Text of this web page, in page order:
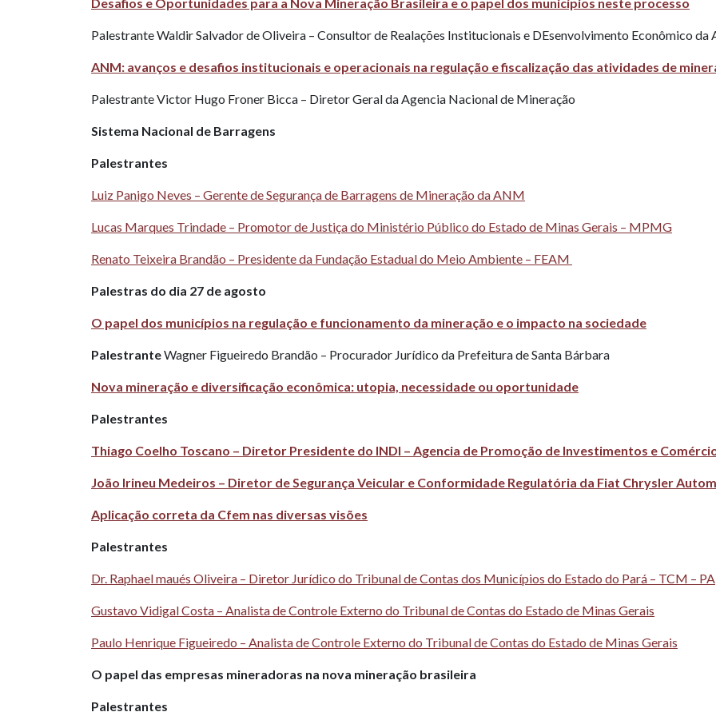
Palestrante Waldir Salvador de Oliveira – Consultor de Realações Institucionais e DEsenvolvimento Econômico da
ANM: avanços e desafios institucionais e operacionais na regulação e fiscalização das atividades de
PalestranteVictor Hugo Froner Bicca – Diretor Geral da Agencia Nacional de Mineração
Sistema Nacional de Barragens
Palestrantes
Luiz Panigo Neves – Gerente de Segurança de Barragens de Mineração da ANM
Lucas Marques Trindade – Promotor de Justiça do Ministério Público do Estado de Minas Gerais – MPMG
Renato Teixeira Brandão – Presidente da Fundação Estadual do Meio Ambiente – FEAM
Palestras do dia 27 de agosto
O papel dos municípios na regulação e funcionamento da mineração e o impacto na sociedade
PalestranteWagner Figueiredo Brandão – Procurador Jurídico da Prefeitura de Santa Bárbara
Nova mineração e diversificação econômica: utopia, necessidade ou oportunidade
Palestrantes
Thiago Coelho Toscano – Diretor Presidente do INDI – Agencia de Promoção de Investimentos e
João Irineu Medeiros – Diretor de Segurança Veicular e Conformidade Regulatória da Fiat Chrysler
Aplicação correta da Cfem nas diversas visões
Palestrantes
Dr. Raphael maués Oliveira – Diretor Jurídico do Tribunal de Contas dos Municípios do Estado do Pará – TCM – PA
Gustavo Vidigal Costa – Analista de Controle Externo do Tribunal de Contas do Estado de Minas Gerais
Paulo Henrique Figueiredo – Analista de Controle Externo do Tribunal de Contas do Estado de Minas Gerais
O papel das empresas mineradoras na nova mineração brasileira
Palestrantes